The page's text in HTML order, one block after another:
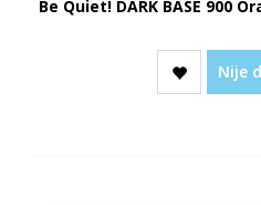
Be Quiet! DARK BASE 900
Nije